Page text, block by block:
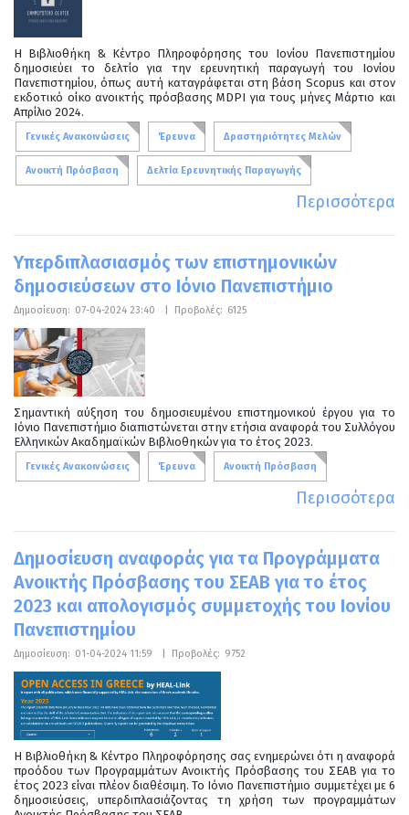
Η Βιβλιοθήκη & Κέντρο Πληροφόρησης του Ιονίου Πανεπιστημίου
δημοσιεύει το δελτίο για την ερευνητική παραγωγή του Ιονίου
Πανεπιστημίου, όπως αυτή καταγράφεται στη βάση Scopus και στον
εκδοτικό οίκο ανοικτής πρόσβασης MDPI για τους μήνες Μάρτιο και
Απρίλιο 2024.
Γενικές Ανακοινώσεις Έρευνα Δραστηριότητες Μελών
Ανοικτή Πρόσβαση Δελτία Ερευνητικής Παραγωγής
Περισσότερα
Υπερδιπλασιασμός των επιστημονικών
δημοσιεύσεων στο Ιόνιο Πανεπιστήμιο
Δημοσίευση: 07-04-2024 23:40 Προβολές: 6125
Σημαντική αύξηση του δημοσιευμένου επιστημονικού έργου για το
Ιόνιο Πανεπιστήμιο διαπιστώνεται στην ετήσια αναφορά του Συλλόγου
Ελληνικών Ακαδημαϊκών Βιβλιοθηκών για το έτος 2023.
Γενικές Ανακοινώσεις Έρευνα Ανοικτή Πρόσβαση
Περισσότερα
Δημοσίευση αναφοράς για τα Προγράμματα
Ανοικτής Πρόσβασης του ΣΕΑΒ για το έτος
2023 και απολογισμός συμμετοχής του Ιονίου
Πανεπιστημίου
Δημοσίευση: 01-04-2024 11:59 Προβολές: 9752
Η Βιβλιοθήκη & Κέντρο Πληροφόρησης σας ενημερώνει ότι η αναφορά
προόδου των Προγραμμάτων Ανοικτής Πρόσβασης του ΣΕΑΒ για το
έτος 2023 είναι πλέον διαθέσιμη. Το Ιόνιο Πανεπιστήμιο συμμετέχει με 6
δημοσιεύσεις, υπερδιπλασιάζοντας τη χρήση των προγραμμάτων